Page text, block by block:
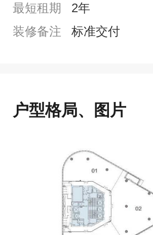
最短租期
2年
装修备注
标准交付
户型格局、图片